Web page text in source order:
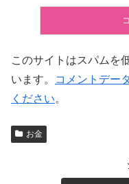
このサイトはスパムを
います。
コメントデー
ください。
お金